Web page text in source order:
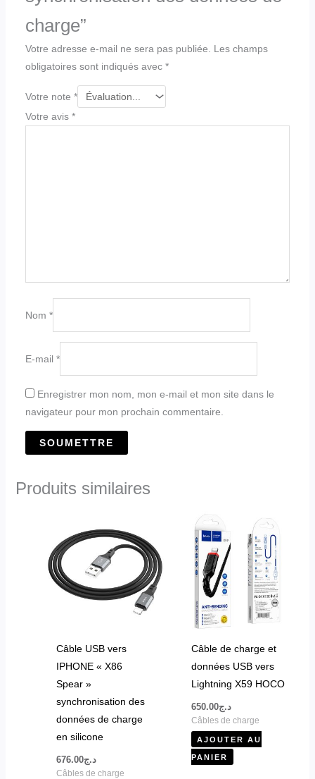
charge”
Votre adresse e-mail ne sera pas publiée.
Les champs
obligatoires sont indiqués avec *
Votre note *
Votre avis *
Nom *
E-mail *
Enregistrer mon nom, mon e-mail et mon site dans le
navigateur pour mon prochain commentaire.
Produits similaires
Câble USB vers
IPHONE « X86
Spear »
synchronisation des
données de charge
en silicone
د.ج676.00
Câbles de charge
Câble de charge et
données USB vers
Lightning X59 HOCO
د.ج650.00
Câbles de charge
AJOUTER AU
PANIER